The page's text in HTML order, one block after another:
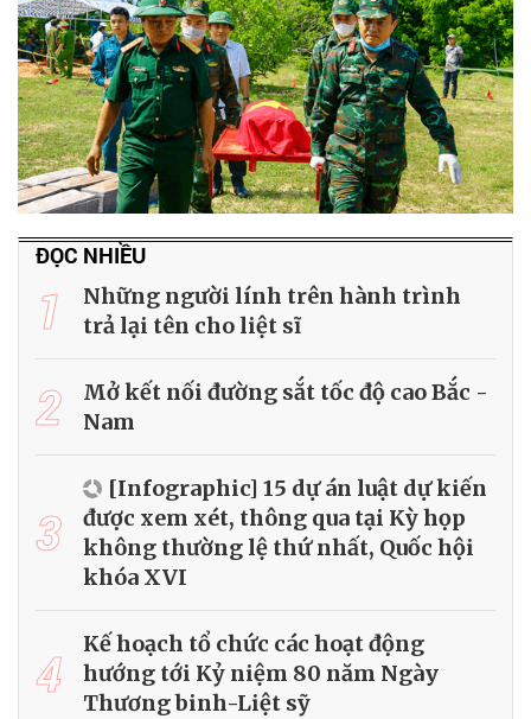
ĐỌC NHIỀU
1
Những người lính trên hành trình
trả lại tên cho liệt sĩ
2
Mở kết nối đường sắt tốc độ cao Bắc -
Nam
3
[Infographic] 15 dự án luật dự kiến
được xem xét, thông qua tại Kỳ họp
không thường lệ thứ nhất, Quốc hội
khóa XVI
4
Kế hoạch tổ chức các hoạt động
hướng tới Kỷ niệm 80 năm Ngày
Thương binh-Liệt sỹ